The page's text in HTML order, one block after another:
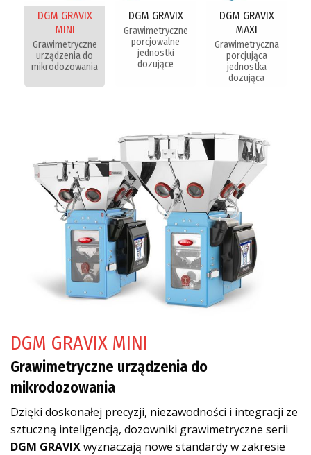
DGM GRAVIX
MINI
Grawimetryczne
urządzenia do
mikrodozowania
DGM GRAVIX
Grawimetryczne
porcjowalne
jednostki
dozujące
DGM GRAVIX
MAXI
Grawimetryczna
porcjująca
jednostka
dozująca
DGM GRAVIX MINI
Grawimetryczne urządzenia do
mikrodozowania
Dzięki doskonałej precyzji, niezawodności i integracji ze
sztuczną inteligencją, dozowniki grawimetryczne serii
DGM GRAVIXwyznaczają nowe standardy w zakresie